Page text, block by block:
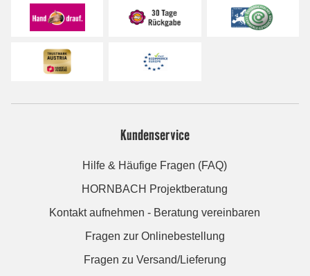
Kundenservice
Hilfe & Häufige Fragen (FAQ)
HORNBACH Projektberatung
Kontakt aufnehmen - Beratung vereinbaren
Fragen zur Onlinebestellung
Fragen zu Versand/Lieferung